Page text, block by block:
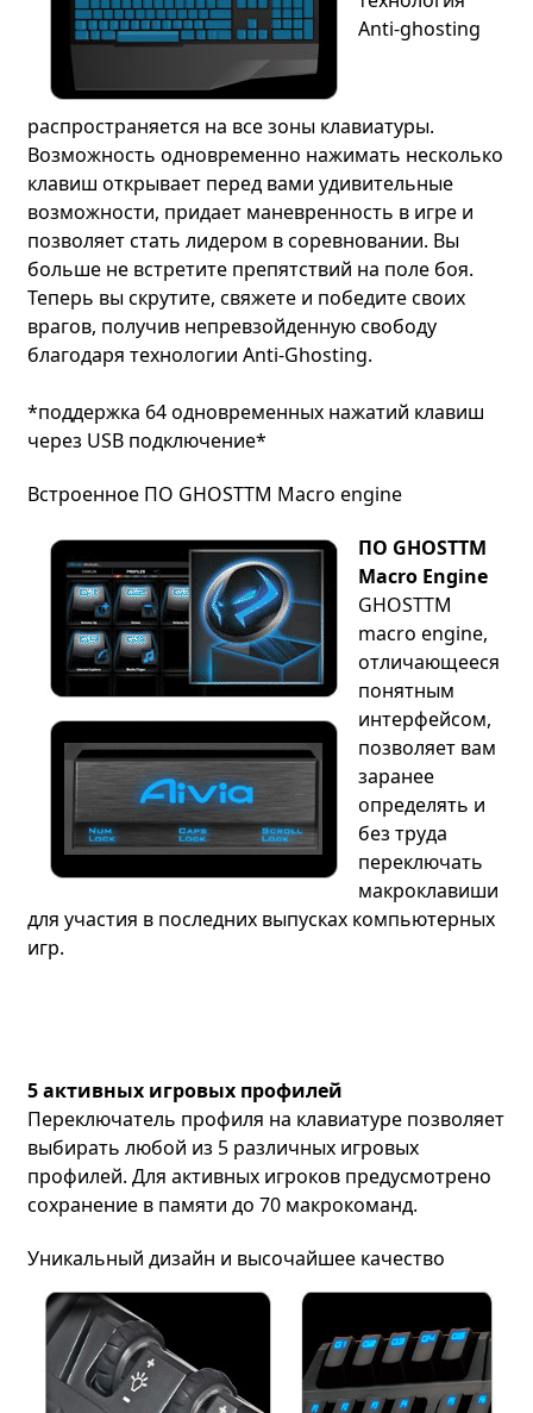
Anti-ghosting
распространяется на все зоны клавиатуры.
Возможность одновременно нажимать несколько
клавиш открывает перед вами удивительные
возможности, придает маневренность в игре и
позволяет стать лидером в соревновании. Вы
больше не встретите препятствий на поле боя.
Теперь вы скрутите, свяжете и победите своих
врагов, получив непревзойденную свободу
благодаря технологии Anti-Ghosting.
*поддержка 64 одновременных нажатий клавиш
через USB подключение*
Встроенное ПО GHOSTTM Macro engine
ПО GHOSTTM
Macro Engine
GHOSTTM
macro engine,
отличающееся
понятным
интерфейсом,
позволяет вам
заранее
определять и
без труда
переключать
макроклавиши
для участия в последних выпусках компьютерных
игр.
5 активных игровых профилей
Переключатель профиля на клавиатуре позволяет
выбирать любой из 5 различных игровых
профилей. Для активных игроков предусмотрено
сохранение в памяти до 70 макрокоманд.
Уникальный дизайн и высочайшее качество